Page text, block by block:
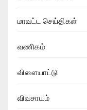
மாவட்ட செய்திகள்
வணிகம்
விளையாட்டு
விவசாயம்